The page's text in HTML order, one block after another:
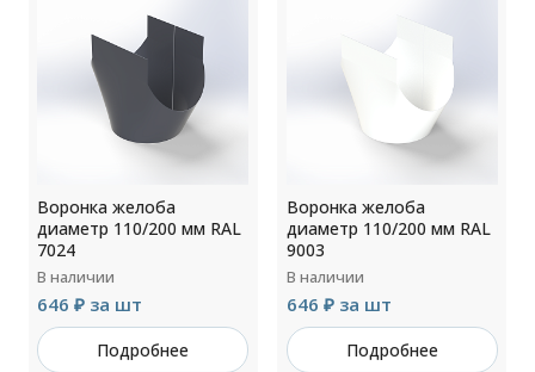
Воронка желоба
диаметр 110/200 мм RAL
7024
В наличии
646 ₽ за шт
Подробнее
Воронка желоба
диаметр 110/200 мм RAL
9003
В наличии
646 ₽ за шт
Подробнее